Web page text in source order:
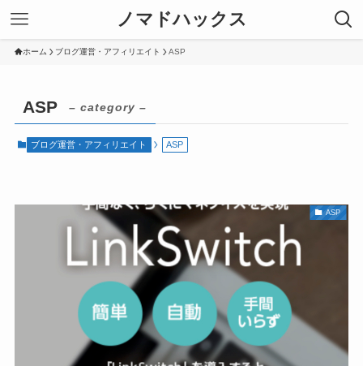
ノマドハックス
ホーム ブログ運営・アフィリエイト ASP
ASP – category –
ブログ運営・アフィリエイト ASP
ASP